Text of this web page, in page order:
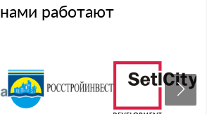
работают